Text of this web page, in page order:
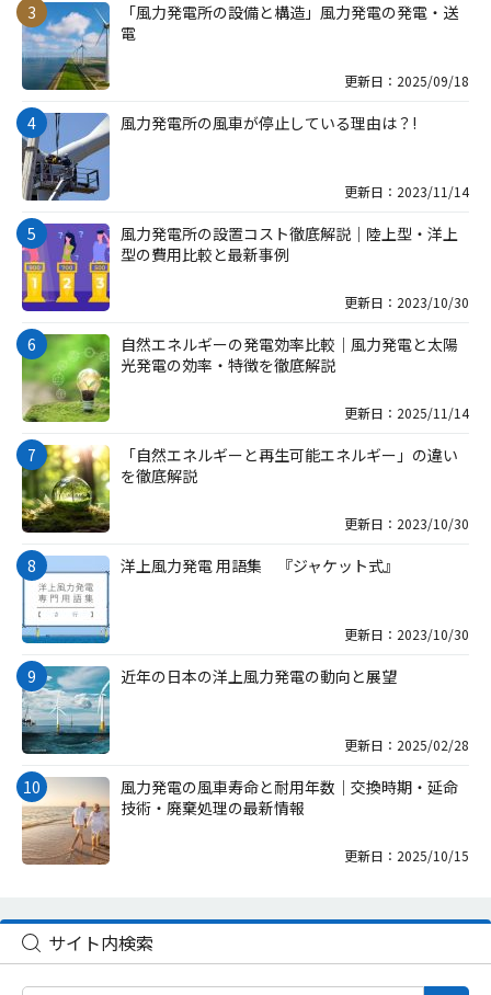
「風力発電所の設備と構造」風力発電の発電・送
電
更新日：2025/09/18
風力発電所の風車が停止している理由は？!
更新日：2023/11/14
風力発電所の設置コスト徹底解説｜陸上型・洋上
型の費用比較と最新事例
更新日：2023/10/30
自然エネルギーの発電効率比較｜風力発電と太陽
光発電の効率・特徴を徹底解説
更新日：2025/11/14
「自然エネルギーと再生可能エネルギー」の違い
を徹底解説
更新日：2023/10/30
洋上風力発電 用語集 『ジャケット式』
更新日：2023/10/30
近年の日本の洋上風力発電の動向と展望
更新日：2025/02/28
風力発電の風車寿命と耐用年数｜交換時期・延命
技術・廃棄処理の最新情報
更新日：2025/10/15
サイト内検索